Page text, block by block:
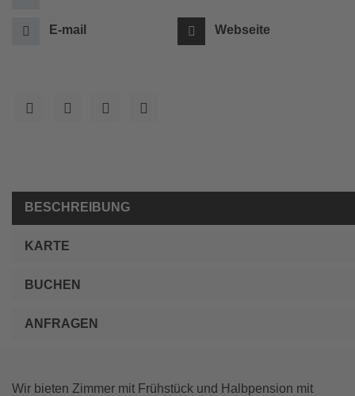
E-mail Webseite
BESCHREIBUNG
KARTE
BUCHEN
ANFRAGEN
Wir bieten Zimmer mit Frühstück und Halbpension mit